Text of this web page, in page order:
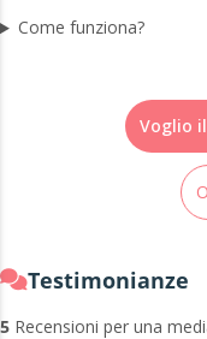
Perché Scegliere
Oltre 25 anni di
che
✓ Accesso digitale
tablet, computer
Unisciti a migliaia che
Come funziona?
Voglio
Testimonianze
5 Recensioni per una